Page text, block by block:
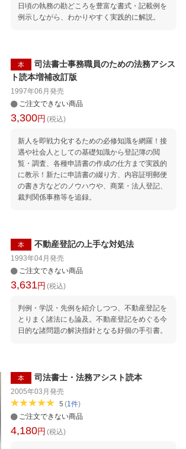
日頃の執務の勘どころを豊富な書式・記載例を
例示しながら、わかりやすく実践的に解説。
本
司法書士事務職員のための法務アシス
ト読本増補改訂版
1997年06月 発売
ご注文できない商品
3,300円 (税込)
新人を即戦力化するための必修知識を網羅！接
遇や社会人としての基礎知識から登記簿の閲
覧・調査、各種申請書の作成の仕方まで実践的
に教示！新たに申請書の綴り方、内容証明郵便
の書き方などのノウハウや、商業・法人登記、
裁判関係事務等を追録。
本 不動産登記の上手な対処法
1993年04月 発売
ご注文できない商品
3,631円 (税込)
判例・学説・先例を紹介しつつ、不動産登記を
とりまく諸法にも論及。不動産登記をめぐる今
日的な諸問題の解決指針となる好個の手引書。
本 司法書士・法務アシスト読本
2005年03月 発売
5(1件)
ご注文できない商品
4,180円 (税込)